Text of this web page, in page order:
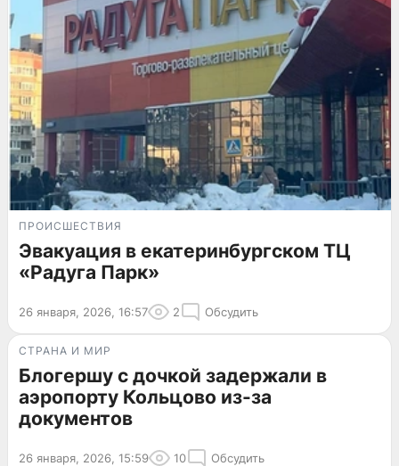
ПРОИСШЕСТВИЯ
Эвакуация в екатеринбургском ТЦ
«Радуга Парк»
26 января, 2026, 16:57 2 Обсудить
СТРАНА И МИР
Блогершу с дочкой задержали в
аэропорту Кольцово из-за
документов
26 января, 2026, 15:59 10 Обсудить